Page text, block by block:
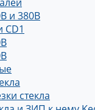
и 380В
стекла